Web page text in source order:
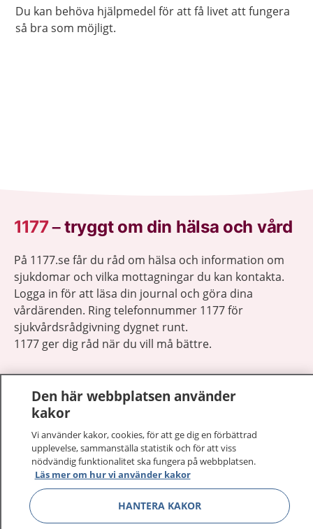
Du kan behöva hjälpmedel för att få livet att fungera
så bra som möjligt.
1177–tryggt om din hälsa och vård
På 1177.se får du råd om hälsa och information om
sjukdomar och vilka mottagningar du kan kontakta.
Logga in för att läsa din journal och göra dina
vårdärenden. Ring telefonnummer 1177 för
sjukvårdsrådgivning dygnet runt.
1177 ger dig råd när du vill må bättre.
1177 på flera språk
Om 1177
Kontakt Visa
Den här webbplatsen använder
kakor
Vi använder kakor, cookies, för att ge dig en förbättrad
upplevelse, sammanställa statistik och för att viss
nödvändig funktionalitet ska fungera på webbplatsen.
Läs mer om hur vi använder kakor
HANTERA KAKOR